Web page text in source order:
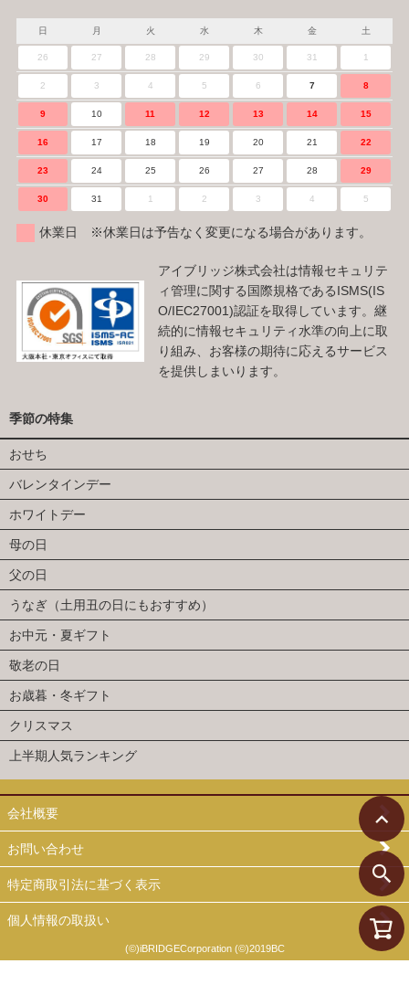
日 月 火 水 木 金 土
26 27 28 29 30 31 1
2 3 4 5 6 7 8
9 10 11 12 13 14 15
16 17 18 19 20 21 22
23 24 25 26 27 28 29
30 31 1 2 3 4 5
休業日 ※休業日は予告なく変更になる場合があります。
アイブリッジ株式会社は情報セキュリテ
ィ管理に関する国際規格であるISMS(IS
O/IEC27001)認証を取得しています。継
続的に情報セキュリティ水準の向上に取
り組み、お客様の期待に応えるサービス
を提供しまいります。
季節の特集
おせち
バレンタインデー
ホワイトデー
母の日
父の日
うなぎ（土用丑の日にもおすすめ）
お中元・夏ギフト
敬老の日
お歳暮・冬ギフト
クリスマス
上半期人気ランキング
会社概要
お問い合わせ
特定商取引法に基づく表示
個人情報の取扱い
(©)iBRIDGECorporation (©)2019BC